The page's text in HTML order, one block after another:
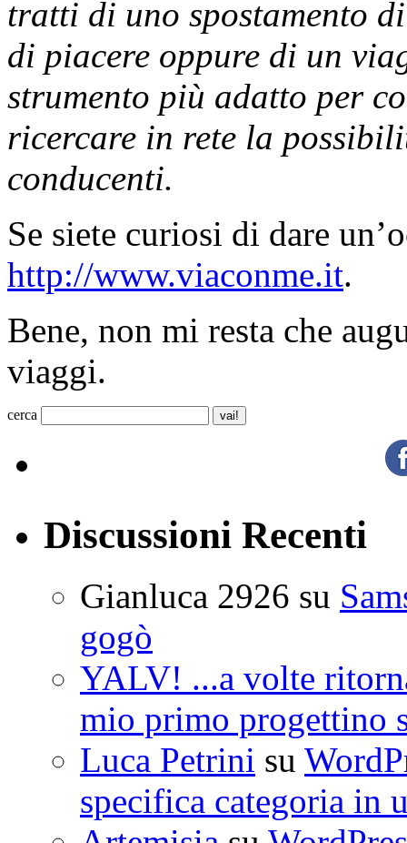
tratti di uno spostamento
di piacere oppure di un
strumento più adatto per
ricercare in rete la
conducenti.
Se siete curiosi di dare
http://www.viaconme.it.
Bene, non mi resta che
viaggi.
cerca
Discussioni Recenti
Gianluca 2926 su
gogò
YALV! ...a volte
mio primo progettino
Luca Petrini su
specifica categoria in